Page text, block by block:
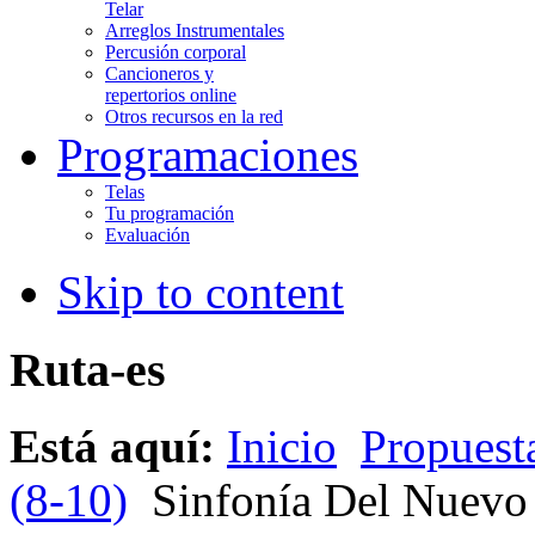
Telar
Arreglos Instrumentales
Percusión corporal
Cancioneros y
repertorios online
Otros recursos en la red
Programaciones
Telas
Tu programación
Evaluación
Skip to content
Ruta-es
Está aquí: Inicio
(8-10) Sinfonía Del